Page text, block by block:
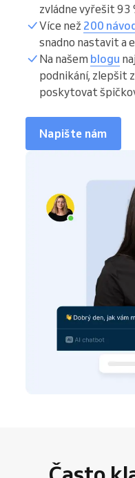
zvládne vyřešit 93
Více než 200
snadno nastavit a
Na našem blogu
podnikání, zlepšit
poskytovat
Napište nám